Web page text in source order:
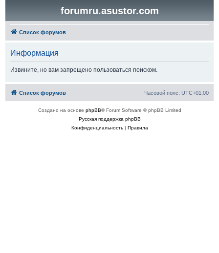
forumru.asustor.com
Список форумов
Информация
Извините, но вам запрещено пользоваться поиском.
Список форумов Часовой пояс: UTC+01:00
Создано на основе phpBB® Forum Software © phpBB Limited
Русская поддержка phpBB
Конфиденциальность| Правила